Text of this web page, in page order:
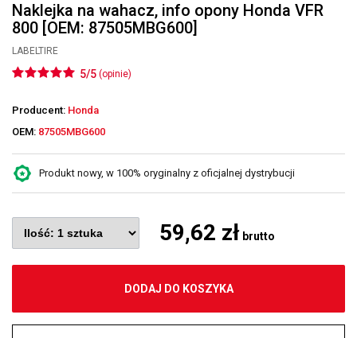
Naklejka na wahacz, info opony Honda VFR
800 [OEM: 87505MBG600]
LABELTIRE
5/5 (opinie)
Producent: Honda
OEM: 87505MBG600
Produkt nowy, w 100% oryginalny z oficjalnej dystrybucji
59,62 zł brutto
DODAJ DO KOSZYKA